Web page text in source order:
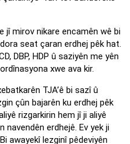
jî mirov nikare encamên wê bi
seat çaran erdhej pêk hat.
DBP, HDP û saziyên me yên
xwe ava kir.
TJA’ê bi sazî û
çûn bajarên ku erdhej pêk
rizgarkirin hem jî ji aliyê
navendên erdhejê. Ev yek ji
awayekî lezginî pêdeviyên